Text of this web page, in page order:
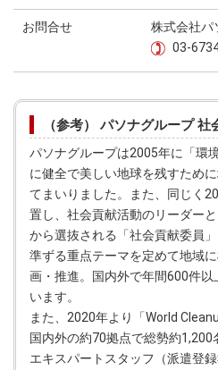
お問合せ
株式会社パ
03-
（参考） パソナグループ
パソナグループは2005年に「環
に健全で美しい地球を残すため
てまいりました。また、同じく
置し、社会貢献活動のリーダー
から選抜される「社会貢献委員
準ずる重点テーマを定めて地域
画・推進。国内外で年間600件
います。
また、2020年より「World
国内外の約70拠点で総勢約
エキスパートスタッフ（派遣登